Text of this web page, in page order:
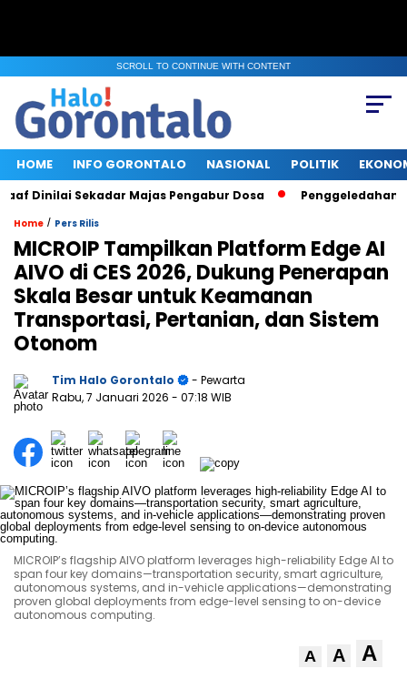
SCROLL TO CONTINUE WITH CONTENT
HOME INFO GORONTALO NASIONAL POLITIK
Dinilai Sekadar Majas Pengabur Dosa Penggeledahan
Home / Pers Rilis
MICROIP Tampilkan Platform Edge AI
AIVO di CES 2026, Dukung Penerapan
Skala Besar untuk Keamanan
Transportasi, Pertanian, dan Sistem
Otonom
Tim Halo Gorontalo
- Pewarta
Rabu, 7 Januari 2026 - 07:18 WIB
MICROIP’s flagship AIVO platform leverages high-reliability Edge AI to
span four key domains—transportation security, smart agriculture,
autonomous systems, and in-vehicle applications—demonstrating
proven global deployments from edge-level sensing to on-device
autonomous computing.
A A A